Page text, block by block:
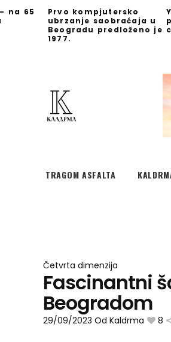
na 65
Prvo kompjutersko
ubrzanje saobraćaja u
Beogradu predloženo je
1977.
TRAGOM ASFALTA
Četvrta dimenzija
Fascinantni
Beogradom
29/09/2023 Od Kaldrma 8